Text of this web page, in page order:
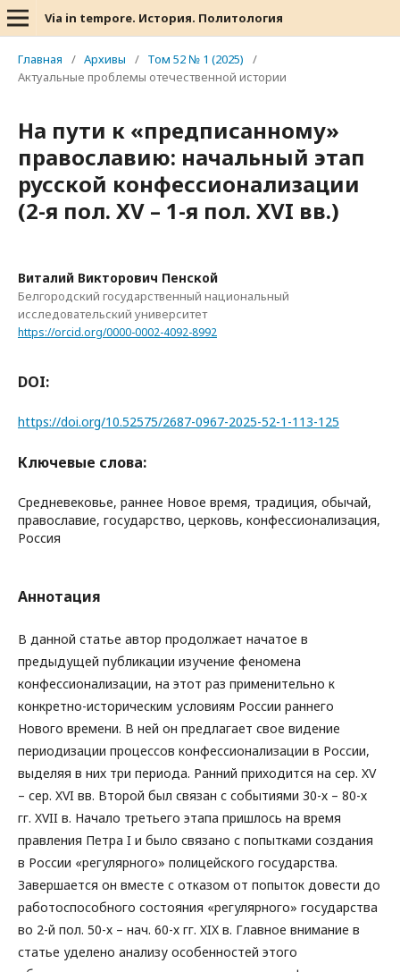
Via in tempore. История. Политология
Главная / Архивы / Том 52 № 1 (2025)
/
Актуальные проблемы отечественной истории
На пути к «предписанному»
православию: начальный этап
русской конфессионализации
(2-я пол. XV – 1-я пол. XVI вв.)
Виталий Викторович Пенской
Белгородский государственный национальный
исследовательский университет
https://orcid.org/0000-0002-4092-8992
DOI:
https://doi.org/10.52575/2687-0967-2025-52-1-113-125
Ключевые слова:
Средневековье, раннее Новое время, традиция, обычай,
православие, государство, церковь, конфессионализация,
Россия
Аннотация
В данной статье автор продолжает начатое в
предыдущей публикации изучение феномена
конфессионализации, на этот раз применительно к
конкретно-историческим условиям России раннего
Нового времени. В ней он предлагает свое видение
периодизации процессов конфессионализации в России,
выделяя в них три периода. Ранний приходится на сер. XV
– сер. XVI вв. Второй был связан с событиями 30-х – 80-х
гг. XVII в. Начало третьего этапа пришлось на время
правления Петра I и было связано с попытками создания
в России «регулярного» полицейского государства.
Завершается он вместе с отказом от попыток довести до
работоспособного состояния «регулярного» государства
во 2-й пол. 50-х – нач. 60-х гг. XIX в. Главное внимание в
статье уделено анализу особенностей этого